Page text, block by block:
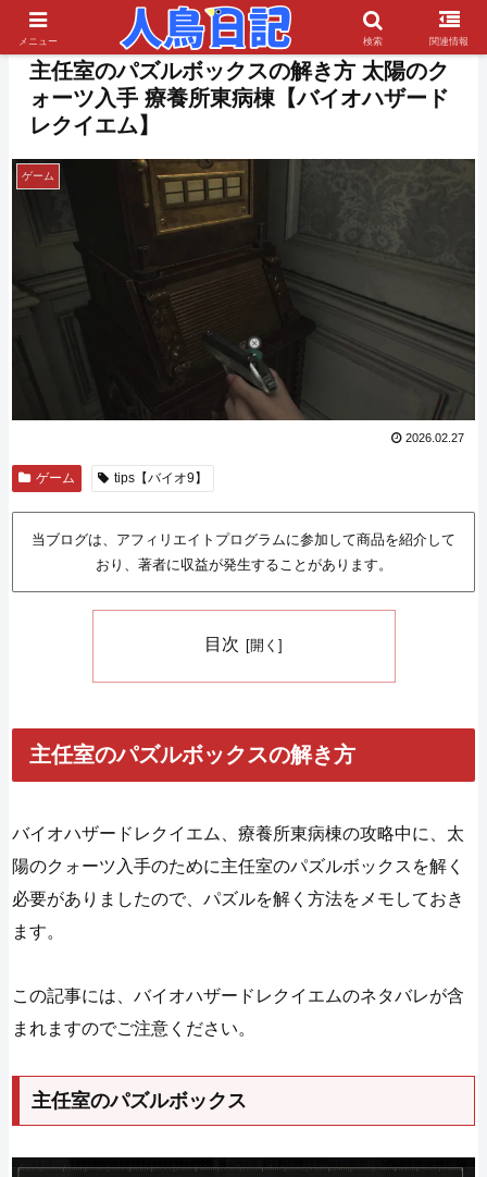
主任室のパズルボックスの解き方 太陽のク
ォーツ入手 療養所東病棟【バイオハザード
レクイエム】
ゲーム
2026.02.27
ゲーム tips【バイオ9】
当ブログは、アフィリエイトプログラムに参加して商品を紹介して
おり、著者に収益が発生することがあります。
目次
主任室のパズルボックスの解き方
バイオハザードレクイエム、療養所東病棟の攻略中に、太
陽のクォーツ入手のために主任室のパズルボックスを解く
必要がありましたので、パズルを解く方法をメモしておき
ます。
この記事には、バイオハザードレクイエムのネタバレが含
まれますのでご注意ください。
主任室のパズルボックス
メニュー 検索 関連情報